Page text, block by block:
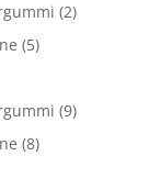
(2)
(5)
(9)
(8)